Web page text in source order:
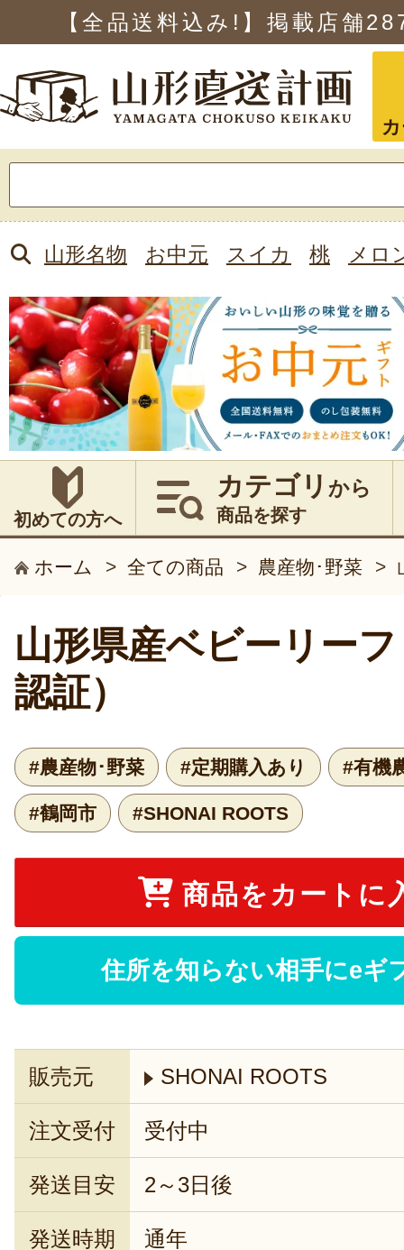
【全品送料込み!】掲載店舗
索:
山形名物 お中元 スイカ 桃 メロ
初めての方へ
カテゴリ から
商品を探す
ホーム > 全ての商品 > 農産物･野菜 >
山形県産ベビーリー
認証）
#農産物･野菜 #定期購入あり #有機
#鶴岡市 #SHONAI ROOTS
商品をカートに
住所を知らない相手にeギ
販売元 SHONAI ROOTS
注文受付 受付中
発送目安 2～3日後
発送時期 通年